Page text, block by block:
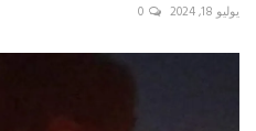
يوليو 18, 2024 0